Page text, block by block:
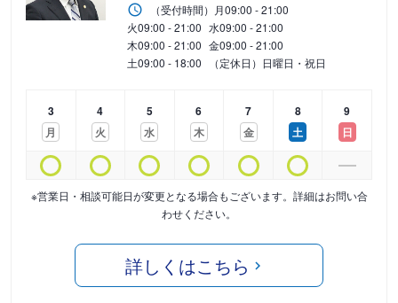
（受付時間） 月09:00 - 21:00
火09:00 - 21:00 水09:00 - 21:00
木09:00 - 21:00 金09:00 - 21:00
土09:00 - 18:00 （定休日）日曜日・祝日
3
月
4
火
5
水
6
木
7
金
8
土
9
日
※営業日・相談可能日が変更となる場合もございます。詳細はお問い合
わせください。
詳しくはこちら